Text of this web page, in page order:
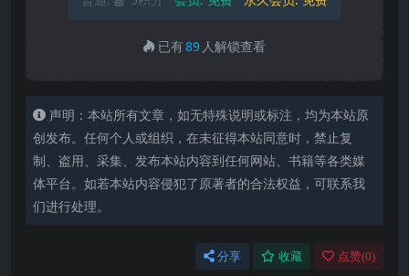
已有89 人解锁查看
声明：本站所有文章，如无特殊说明或标注，均为本站原
创发布。任何个人或组织，在未征得本站同意时，禁止复
制、盗用、采集、发布本站内容到任何网站、书籍等各类媒
体平台。如若本站内容侵犯了原著者的合法权益，可联系我
们进行处理。
分享 收藏 点赞(0)